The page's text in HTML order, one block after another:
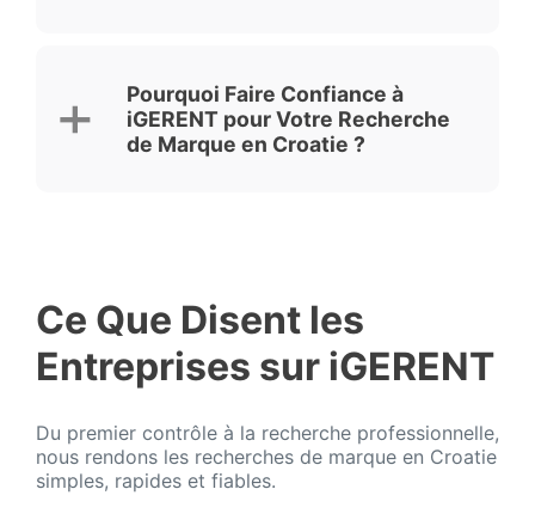
Pourquoi Faire Confiance à
iGERENT pour Votre Recherche
de Marque en Croatie ?
Ce Que Disent les
Entreprises sur iGERENT
Du premier contrôle à la recherche professionnelle,
nous rendons les recherches de marque en Croatie
simples, rapides et fiables.